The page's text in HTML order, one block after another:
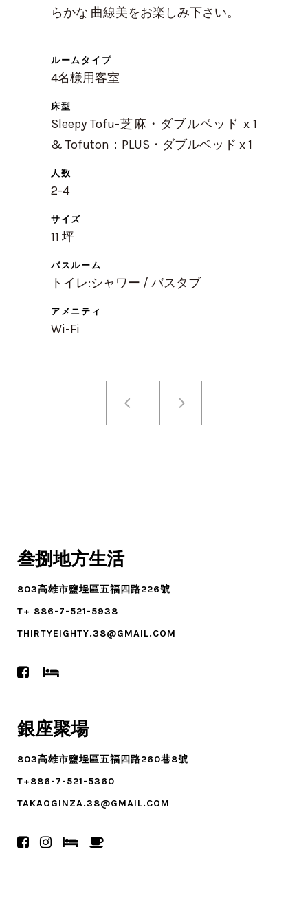
らかな 曲線美をお楽しみ下さい。
ルームタイプ
4名様用客室
床型
Sleepy Tofu-芝麻・ダブルベッド x 1
& Tofuton：PLUS・ダブルベッド x 1
人数
2-4
サイズ
11 坪
バスルーム
トイレ:シャワー / バスタブ
アメニティ
Wi-Fi
叁捌地方生活
803高雄市鹽埕區五福四路226號
T+ 886-7-521-5938
THIRTYEIGHTY.38@GMAIL.COM
銀座聚場
803高雄市鹽埕區五福四路260巷8號
T+886-7-521-5360
TAKAOGINZA.38@GMAIL.COM